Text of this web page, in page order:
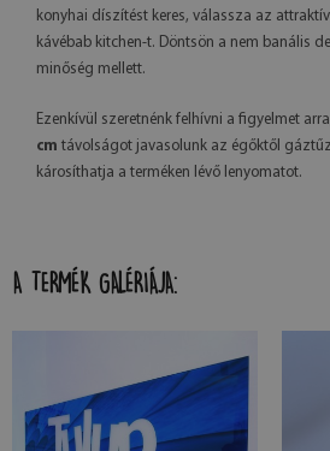
konyhai díszítést keres, válassza az
kávébab kitchen-t. Döntsön a nem banális
minőség mellett.
Ezenkívül szeretnénk felhívni a figyelmet
cm távolságot javasolunk az égőktől
károsíthatja a terméken lévő lenyomatot.
A TERMÉK GALÉRIÁJA: